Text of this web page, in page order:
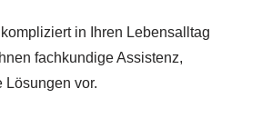
in Ihren Lebensalltag
fachkundige Assistenz,
vor.